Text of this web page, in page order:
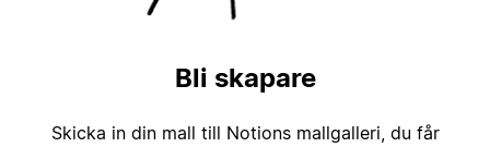
Bli skapare
Skicka in din mall till Notions mallgalleri, du får